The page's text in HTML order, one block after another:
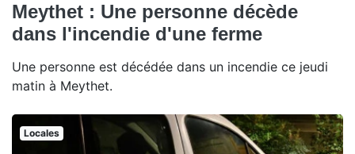
Meythet : Une personne décède
dans l'incendie d'une ferme
Une personne est décédée dans un incendie ce jeudi
matin à Meythet.
Locales